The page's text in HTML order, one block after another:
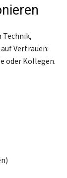
Vertrauen:
oder Kollegen.